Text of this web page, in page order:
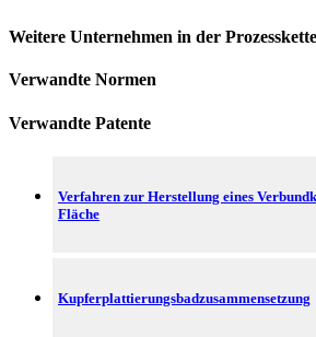
Weitere Unternehmen in der Prozesskette
Verwandte Normen
Verwandte Patente
Verfahren zur Herstellung eines
Fläche
Kupferplattierungsbadzusammensetzung